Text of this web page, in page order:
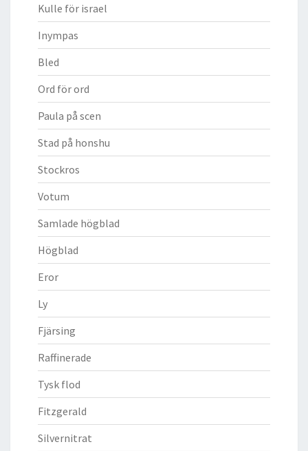
Kulle för israel
Inympas
Bled
Ord för ord
Paula på scen
Stad på honshu
Stockros
Votum
Samlade högblad
Högblad
Eror
Ly
Fjärsing
Raffinerade
Tysk flod
Fitzgerald
Silvernitrat